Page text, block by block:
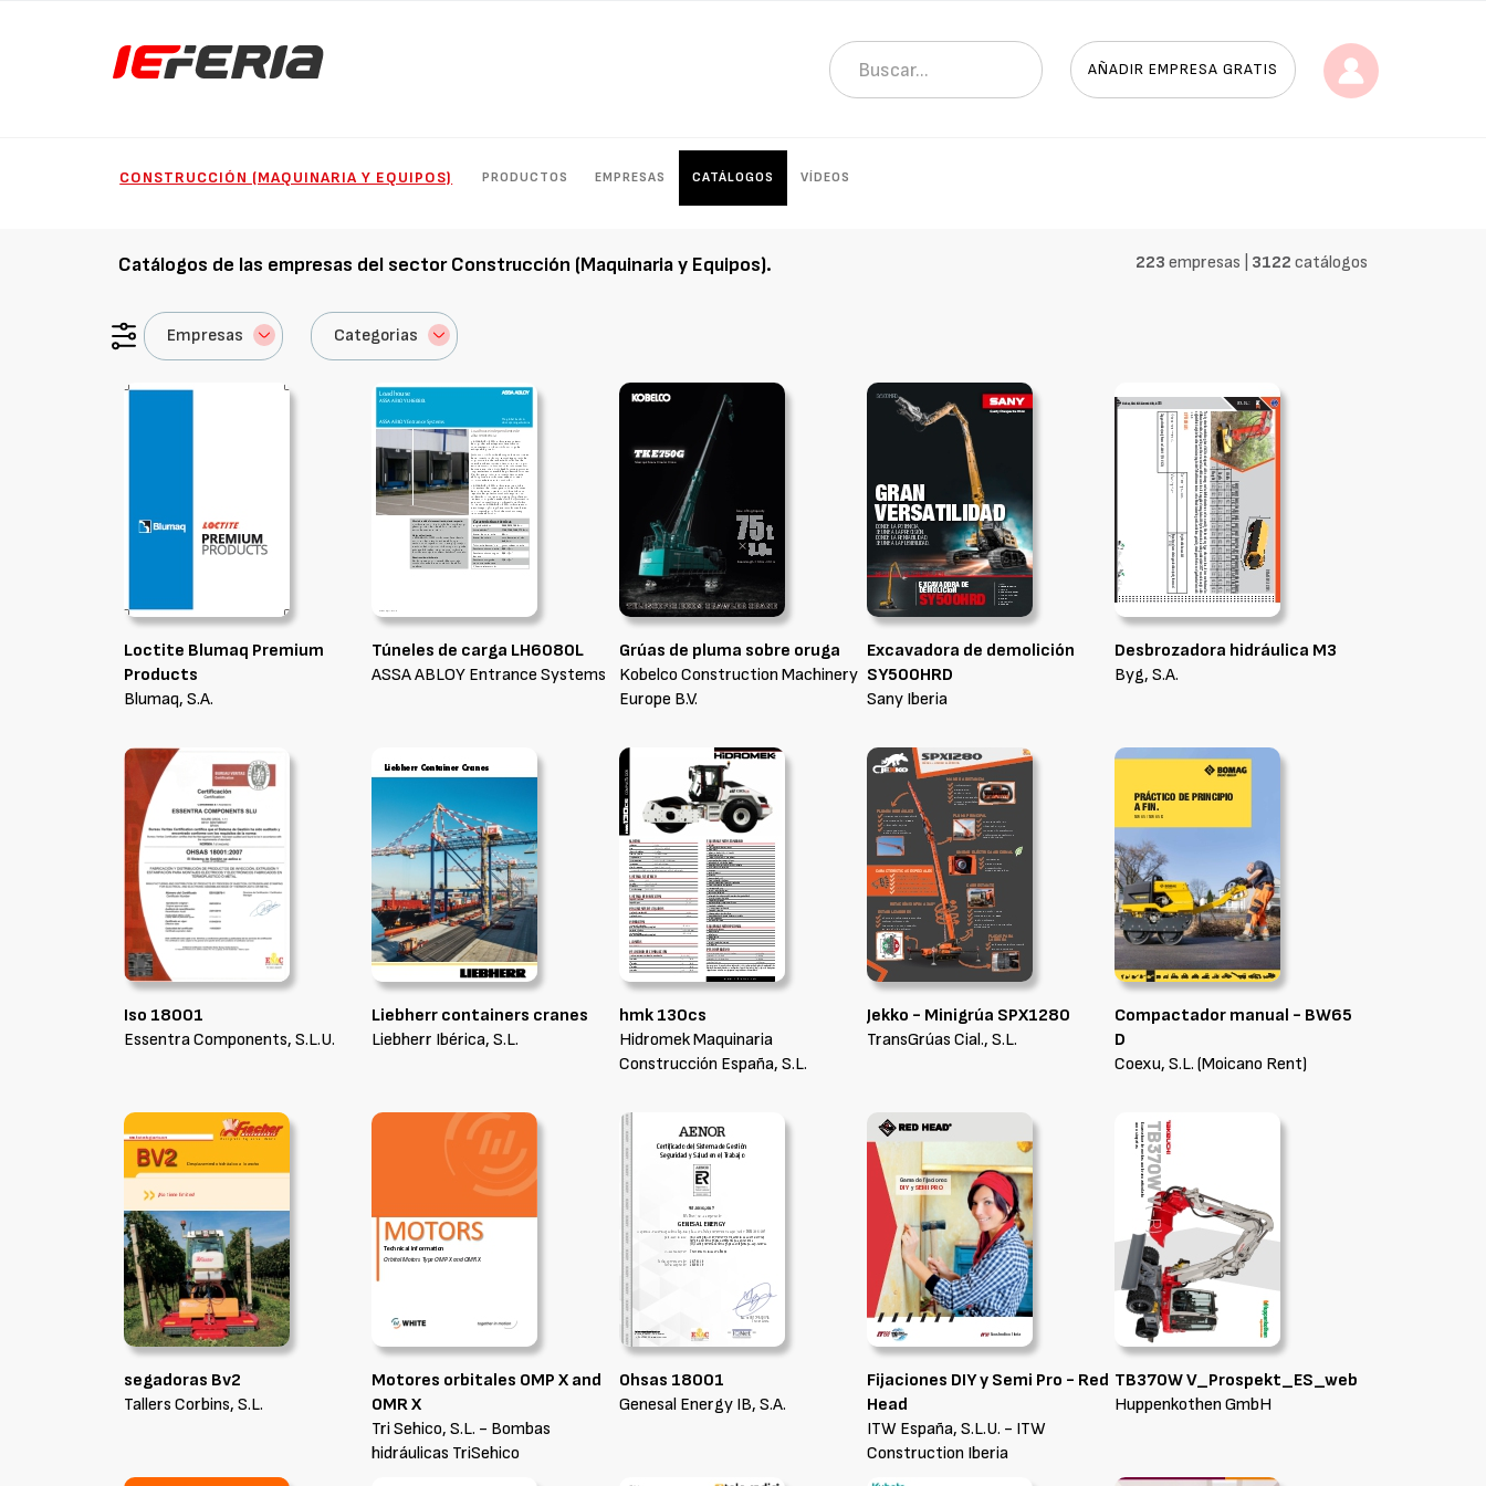
AÑADIR EMPRESA GRATIS
CONSTRUCCIÓN (MAQUINARIA Y EQUIPOS) PRODUCTOS EMPRESAS CATÁLOGOS VÍDEOS
Catálogos de las empresas del sectorConstrucción (Maquinaria y Equipos). 223 empresas | 3122 catálogos
Empresas Categorias
Loctite Blumaq Premium
Products
Blumaq, S.A.
Túneles de carga LH6080L
ASSA ABLOY Entrance Systems
Grúas de pluma sobre oruga
Kobelco Construction Machinery
Europe B.V.
Excavadora de demolición
SY500HRD
Sany Iberia
Desbrozadora hidráulica M3
Byg, S.A.
Iso 18001
Essentra Components, S.L.U.
Liebherr containers cranes
Liebherr Ibérica, S.L.
hmk 130cs
Hidromek Maquinaria
Construcción España, S.L.
Jekko - Minigrúa SPX1280
TransGrúas Cial., S.L.
Compactador manual - BW65
D
Coexu, S.L. (Moicano Rent)
segadoras Bv2
Tallers Corbins, S.L.
Motores orbitales OMP X and
OMR X
Tri Sehico, S.L. - Bombas
hidráulicas TriSehico
Ohsas 18001
Genesal Energy IB, S.A.
Fijaciones DIY y Semi Pro - Red
Head
ITW España, S.L.U. - ITW
Construction Iberia
TB370W V_Prospekt_ES_web
Huppenkothen GmbH